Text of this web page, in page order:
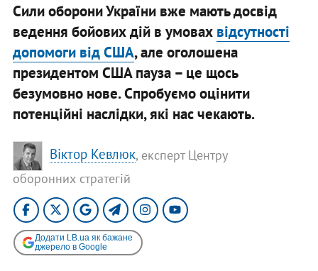
Сили оборони України вже мають досвід
ведення бойових дій в умовах відсутності
допомоги від США, але оголошена
президентом США пауза – це щось
безумовно нове. Спробуємо оцінити
потенційні наслідки, які нас чекають.
Віктор Кевлюк, експерт Центру
оборонних стратегій
Додати LB.ua як бажане
джерело в Google